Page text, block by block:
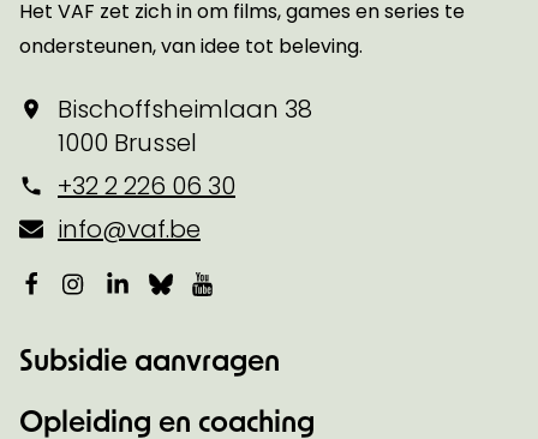
Het VAF zet zich in om films, games en series te
ondersteunen, van idee tot beleving.
Bischoffsheimlaan 38
1000 Brussel
+32 2 226 06 30
info@vaf.be
Facebook
Instagram
LinkedIn
Bluesky
Subsidie aanvragen
Opleiding en coaching